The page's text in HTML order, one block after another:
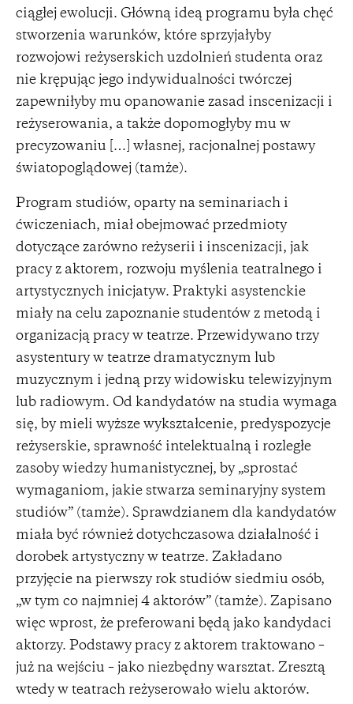
ciągłej ewolucji. Główną ideą programu była chęć
stworzenia warunków, które sprzyjałyby
rozwojowi reżyserskich uzdolnień studenta oraz
nie krępując jego indywidualności twórczej
zapewniłyby mu opanowanie zasad inscenizacji i
reżyserowania, a także dopomogłyby mu w
precyzowaniu […] własnej, racjonalnej postawy
światopoglądowej (tamże).
Program studiów, oparty na seminariach i
ćwiczeniach, miał obejmować przedmioty
dotyczące zarówno reżyserii i inscenizacji, jak
pracy z aktorem, rozwoju myślenia teatralnego i
artystycznych inicjatyw. Praktyki asystenckie
miały na celu zapoznanie studentów z metodą i
organizacją pracy w teatrze. Przewidywano trzy
asystentury w teatrze dramatycznym lub
muzycznym i jedną przy widowisku telewizyjnym
lub radiowym. Od kandydatów na studia wymaga
się, by mieli wyższe wykształcenie, predyspozycje
reżyserskie, sprawność intelektualną i rozległe
zasoby wiedzy humanistycznej, by „sprostać
wymaganiom, jakie stwarza seminaryjny system
studiów” (tamże). Sprawdzianem dla kandydatów
miała być również dotychczasowa działalność i
dorobek artystyczny w teatrze. Zakładano
przyjęcie na pierwszy rok studiów siedmiu osób,
„w tym co najmniej 4 aktorów” (tamże). Zapisano
więc wprost, że preferowani będą jako kandydaci
aktorzy. Podstawy pracy z aktorem traktowano –
już na wejściu – jako niezbędny warsztat. Zresztą
wtedy w teatrach reżyserowało wielu aktorów.